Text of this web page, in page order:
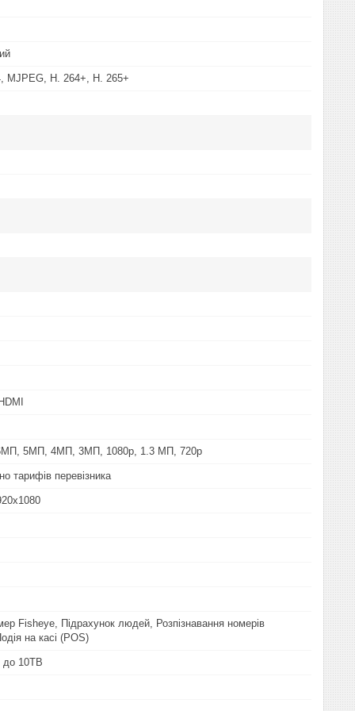
MJPEG, H. 264+, H. 265+
5МП, 4МП, 3МП, 1080p, 1.3 МП, 720p
тарифів перевізника
Fisheye, Підрахунок людей, Розпізнавання номерів
на касі (POS)
до 10TB